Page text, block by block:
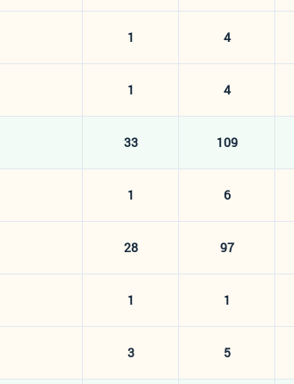
1 4
1 4
33 109
1 6
28 97
1 1
3 5